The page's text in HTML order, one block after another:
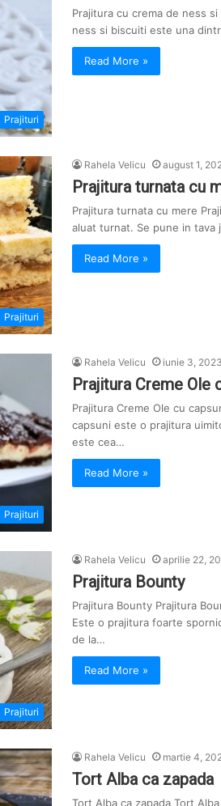
Prajituri
Prajitura cu crema de ness
ness si biscuiti este una
Read More »
Prajituri
Rahela Velicu august 1,
Prajitura turnata cu
Prajitura turnata cu mere
aluat turnat. Se pune in
Read More »
Prajituri
Rahela Velicu iunie 3, 2023
Prajitura Creme Ole
Prajitura Creme Ole cu
capsuni este o prajitura
este cea…
Read More »
Prajituri
Rahela Velicu aprilie 22,
Prajitura Bounty
Prajitura Bounty Prajitura
Este o prajitura foarte
de la…
Read More »
Rahela Velicu martie 4,
Tort Alba ca zapada
Tort Alba ca zapada Tort